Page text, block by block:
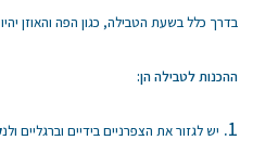
בדרך כלל בשעת הטבילה, כגון הפה והאוזן
ההכנות לטבילה הן:
יש לגזור את הצפרניים בידיים